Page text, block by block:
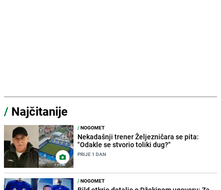
/ Najčitanije
/NOGOMET
Nekadašnji trener Željezničara se pita:
"Odakle se stvorio toliki dug?"
PRIJE 1 DAN
/NOGOMET